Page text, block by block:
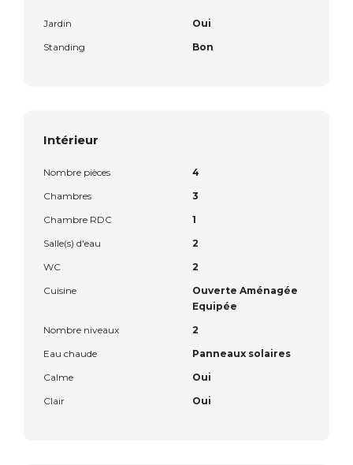
Jardin
Oui
Standing
Bon
Intérieur
Nombre pièces
4
Chambres
3
Chambre RDC
1
Salle(s) d'eau
2
WC
2
Cuisine
Ouverte Aménagée
Equipée
Nombre niveaux
2
Eau chaude
Panneaux solaires
Calme
Oui
Clair
Oui